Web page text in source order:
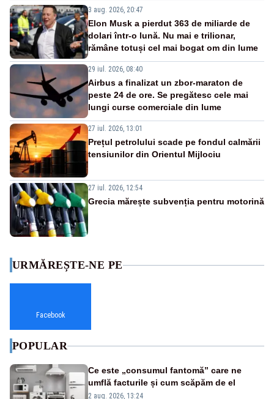
3 aug. 2026, 20:47
Elon Musk a pierdut 363 de miliarde de
dolari într-o lună. Nu mai e trilionar,
rămâne totuși cel mai bogat om din lume
29 iul. 2026, 08:40
Airbus a finalizat un zbor-maraton de
peste 24 de ore. Se pregătesc cele mai
lungi curse comerciale din lume
27 iul. 2026, 13:01
Prețul petrolului scade pe fondul calmării
tensiunilor din Orientul Mijlociu
27 iul. 2026, 12:54
Grecia mărește subvenția pentru motorină
URMĂREȘTE-NE PE
Facebook
POPULAR
Ce este „consumul fantomă” care ne
umflă facturile și cum scăpăm de el
2 aug. 2026, 13:24